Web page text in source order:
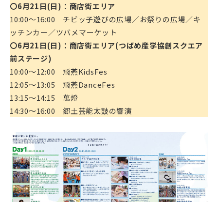
〇6月21日(日)：商店街エリア
10:00～16:00 チビッ子遊びの広場／お祭りの広場／キ
ッチンカー／ツバメマーケット
〇6月21日(日)：商店街エリア(つばめ産学協創スクエア
前ステージ)
10:00～12:00 飛燕KidsFes
12:05～13:05 飛燕DanceFes
13:15～14:15 萬燈
14:30～16:00 郷土芸能太鼓の響演